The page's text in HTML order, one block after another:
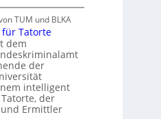
TUM und BLKA
für Tatorte
dem
der
intelligent
der
Ermittler